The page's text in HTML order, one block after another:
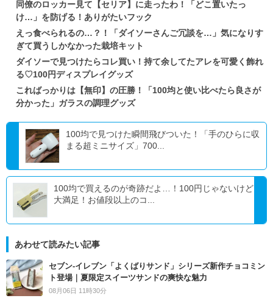
同僚のロッカー見て【セリア】に走ったわ！「どこ置いたっ
け…」を防げる！ありがたいフック
えっ食べられるの…？！「ダイソーさんご冗談を…」気になりす
ぎて買うしかなかった栽培キット
ダイソーで見つけたらコレ買い！持て余してたアレを可愛く飾れ
る♡100円ディスプレイグッズ
こればっかりは【無印】の圧勝！「100均と使い比べたら良さが
分かった」ガラスの調理グッズ
100均で見つけた瞬間飛びついた！「手のひらに収
まる超ミニサイズ」700...
100均で買えるのが奇跡だよ…！100円じゃないけど
大満足！お値段以上のコ...
あわせて読みたい記事
セブン‐イレブン「よくばりサンド」シリーズ新作チョコミン
ト登場｜夏限定スイーツサンドの爽快な魅力
08月06日 11時30分